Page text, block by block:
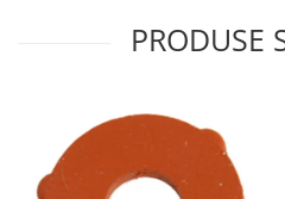
PRODUSE